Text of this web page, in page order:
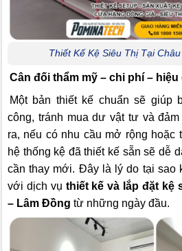
Thiết Kế Kệ Siêu Thị Tại
Cân đối thẩm mỹ – chi phí –
Một bản thiết kế chuẩn sẽ giúp
công, tránh mua dư vật tư và
ra, nếu có nhu cầu mở rộng hoặc
hệ thống kệ đã thiết kế sẵn sẽ dễ
cần thay mới. Đây là lý do tại sao
với dịch vụ thiết kế và lắp đặt kệ
– Lâm Đồng từ những ngày đầu.